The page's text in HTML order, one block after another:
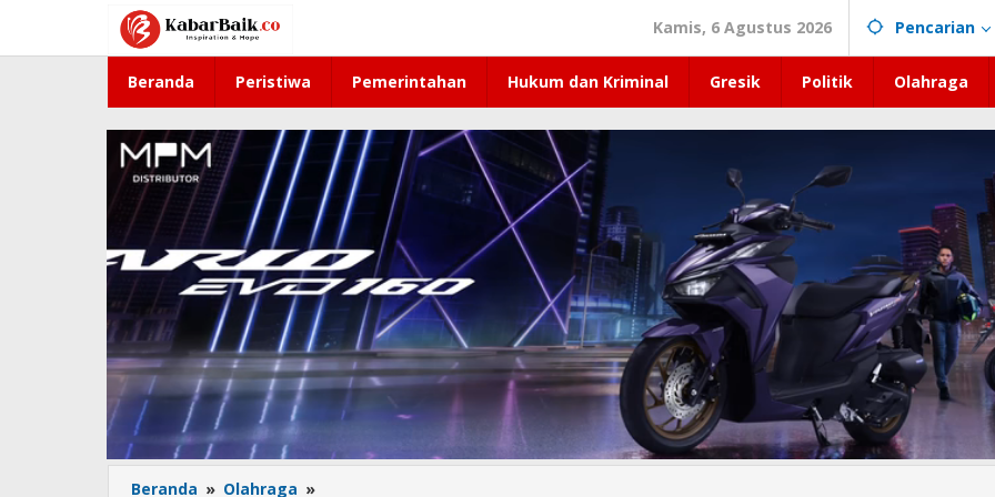
konten
Kamis, 6 Agustus 2026 Pencarian
Beranda Peristiwa Pemerintahan Hukum dan Kriminal Gresik Politik Olahraga
Beranda » Olahraga »